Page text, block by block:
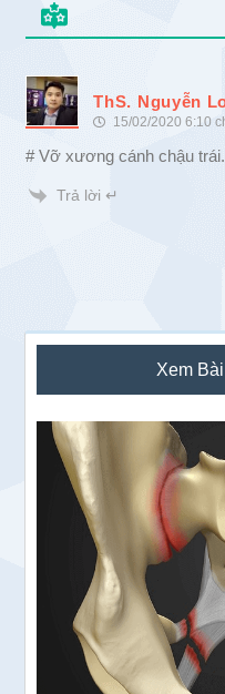
ThS. Nguyễn
15/02/2020 6:10
# Vỡ xương cánh chậu trái.
Trả lời ↵
Sidebar
chính
Xem